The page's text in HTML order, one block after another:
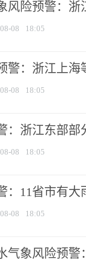
风险预警：
08 18:05
警：浙江上海
08 18:05
：浙江东部
08 18:05
：11省市有
08 18:05
气象风险预